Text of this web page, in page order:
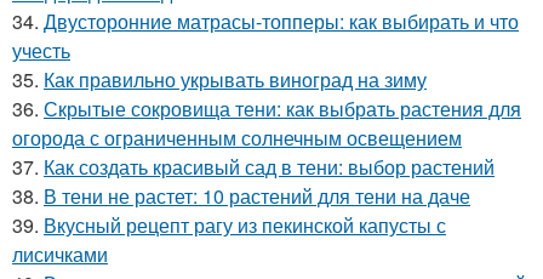
34. Двусторонние матрасы-топперы: как выбирать и что
учесть
35. Как правильно укрывать виноград на зиму
36. Скрытые сокровища тени: как выбрать растения для
огорода с ограниченным солнечным освещением
37. Как создать красивый сад в тени: выбор растений
38. В тени не растет: 10 растений для тени на даче
39. Вкусный рецепт рагу из пекинской капусты с
лисичками